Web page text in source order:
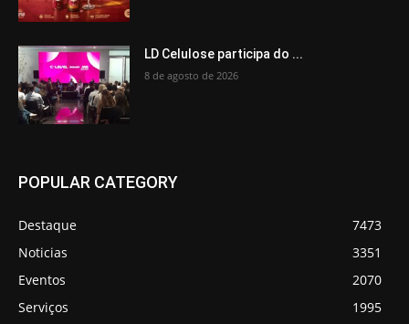
LD Celulose participa do ...
8 de agosto de 2026
POPULAR CATEGORY
Destaque
7473
Noticias
3351
Eventos
2070
Serviços
1995